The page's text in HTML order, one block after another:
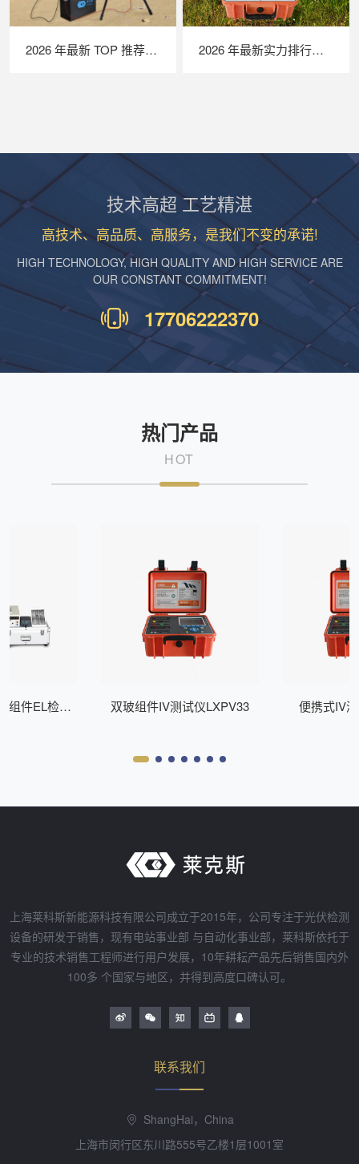
2026 年最新 TOP 推荐｜便携式 EL 检测仪实力排行，LAILX LXG50 深度测评 2026 年最新实力排行｜便携式 IV 测试仪 TOP 推荐，LAILX LX‑PV31 深度解析
技术高超 工艺精湛
高技术、高品质、高服务，是我们不变的承诺!
HIGH TECHNOLOGY, HIGH QUALITY AND HIGH SERVICE ARE
OUR CONSTANT COMMITMENT!
17706222370
热门产品
HOT
组件EL检测
双玻组件IV测试仪LXPV33 便携式IV
上海莱科斯新能源科技有限公司成立于2015年，公司专注于光伏检测
设备的研发于销售，现有电站事业部 与自动化事业部，莱科斯依托于
专业的技术销售工程师进行用户发展，10年耕耘产品先后销售国内外
100多 个国家与地区，并得到高度口碑认可。
联系我们
ShangHai，China
上海市闵行区东川路555号乙楼1层1001室